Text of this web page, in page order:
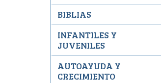
BIBLIAS
INFANTILES Y
JUVENILES
AUTOAYUDA Y
CRECIMIENTO